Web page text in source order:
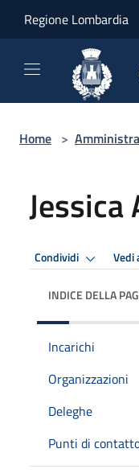
Regione Lombardia
Home >
Jessica
Condividi Vedi
INDICE DELLA
Incarichi
Organizzazioni
Deleghe
Punti di